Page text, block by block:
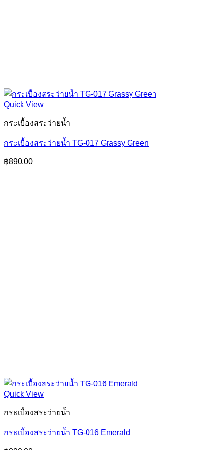
Quick View
กระเบื้องสระว่ายน้ำ
กระเบื้องสระว่ายน้ำ TG-017 Grassy Green
฿890.00
Quick View
กระเบื้องสระว่ายน้ำ
กระเบื้องสระว่ายน้ำ TG-016 Emerald